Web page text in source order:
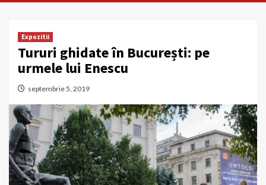
Expozitii
Tururi ghidate în București: pe
urmele lui Enescu
septembrie 5, 2019